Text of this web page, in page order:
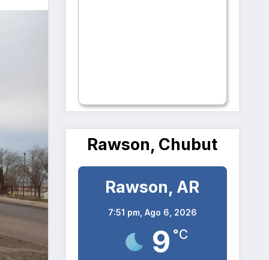
Rawson, Chubut
Rawson, AR
7:51 pm, Ago 6, 2026
9 °C